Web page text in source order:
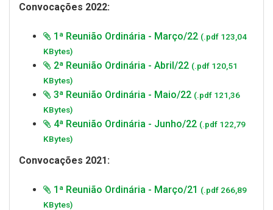
Convocações 2022:
1ª Reunião Ordinária - Março/22 (.pdf 123,04
KBytes)
2ª Reunião Ordinária - Abril/22 (.pdf 120,51
KBytes)
3ª Reunião Ordinária - Maio/22 (.pdf 121,36
KBytes)
4ª Reunião Ordinária - Junho/22 (.pdf 122,79
KBytes)
Convocações 2021:
1ª Reunião Ordinária - Março/21 (.pdf 266,89
KBytes)